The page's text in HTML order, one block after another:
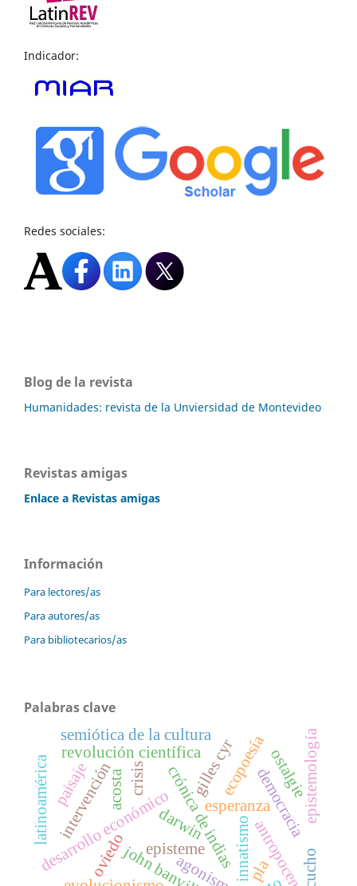
Indicador:
Redes sociales:
Blog de la revista
Humanidades: revista de la Unviersidad de Montevideo
Revistas amigas
Enlace a Revistas amigas
Información
Para lectores/as
Para autores/as
Para bibliotecarios/as
Palabras clave
esperanza
crónica de indias democracia
desarrollo económico
gilles cyr
revolución científica
john banville
epistemología
episteme innatismo
darwin
oviedo
intervenciónacosta ecopoesía
agonismo antropoceno
semiótica de la cultura
latinoamérica crisis
pla
paisaje ostalgie